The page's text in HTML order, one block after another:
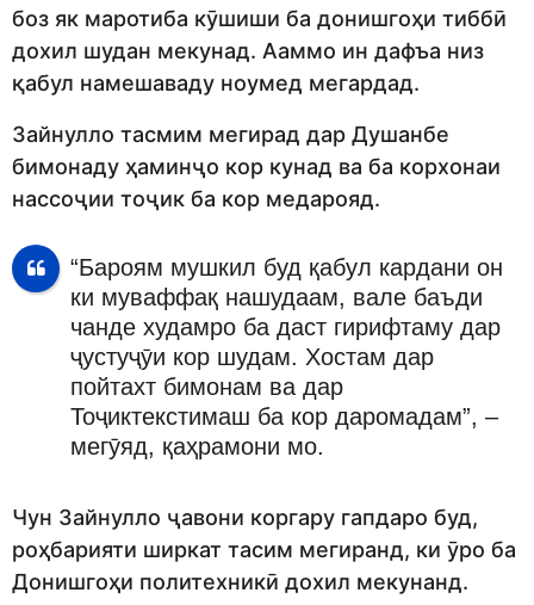
боз як маротиба кӯшиши ба донишгоҳи тиббӣ
дохил шудан мекунад. Ааммо ин дафъа низ
қабул намешаваду ноумед мегардад.
Зайнулло тасмим мегирад дар Душанбе
бимонаду ҳаминҷо кор кунад ва ба корхонаи
нассоҷии тоҷик ба кор медарояд.
“Бароям мушкил буд қабул кардани он
ки муваффақ нашудаам, вале баъди
чанде худамро ба даст гирифтаму дар
ҷустуҷӯи кор шудам. Хостам дар
пойтахт бимонам ва дар
Тоҷиктекстимаш ба кор даромадам”, –
мегӯяд, қаҳрамони мо.
Чун Зайнулло ҷавони коргару гапдаро буд,
роҳбарияти ширкат тасим мегиранд, ки ӯро ба
Донишгоҳи политехникӣ дохил мекунанд.